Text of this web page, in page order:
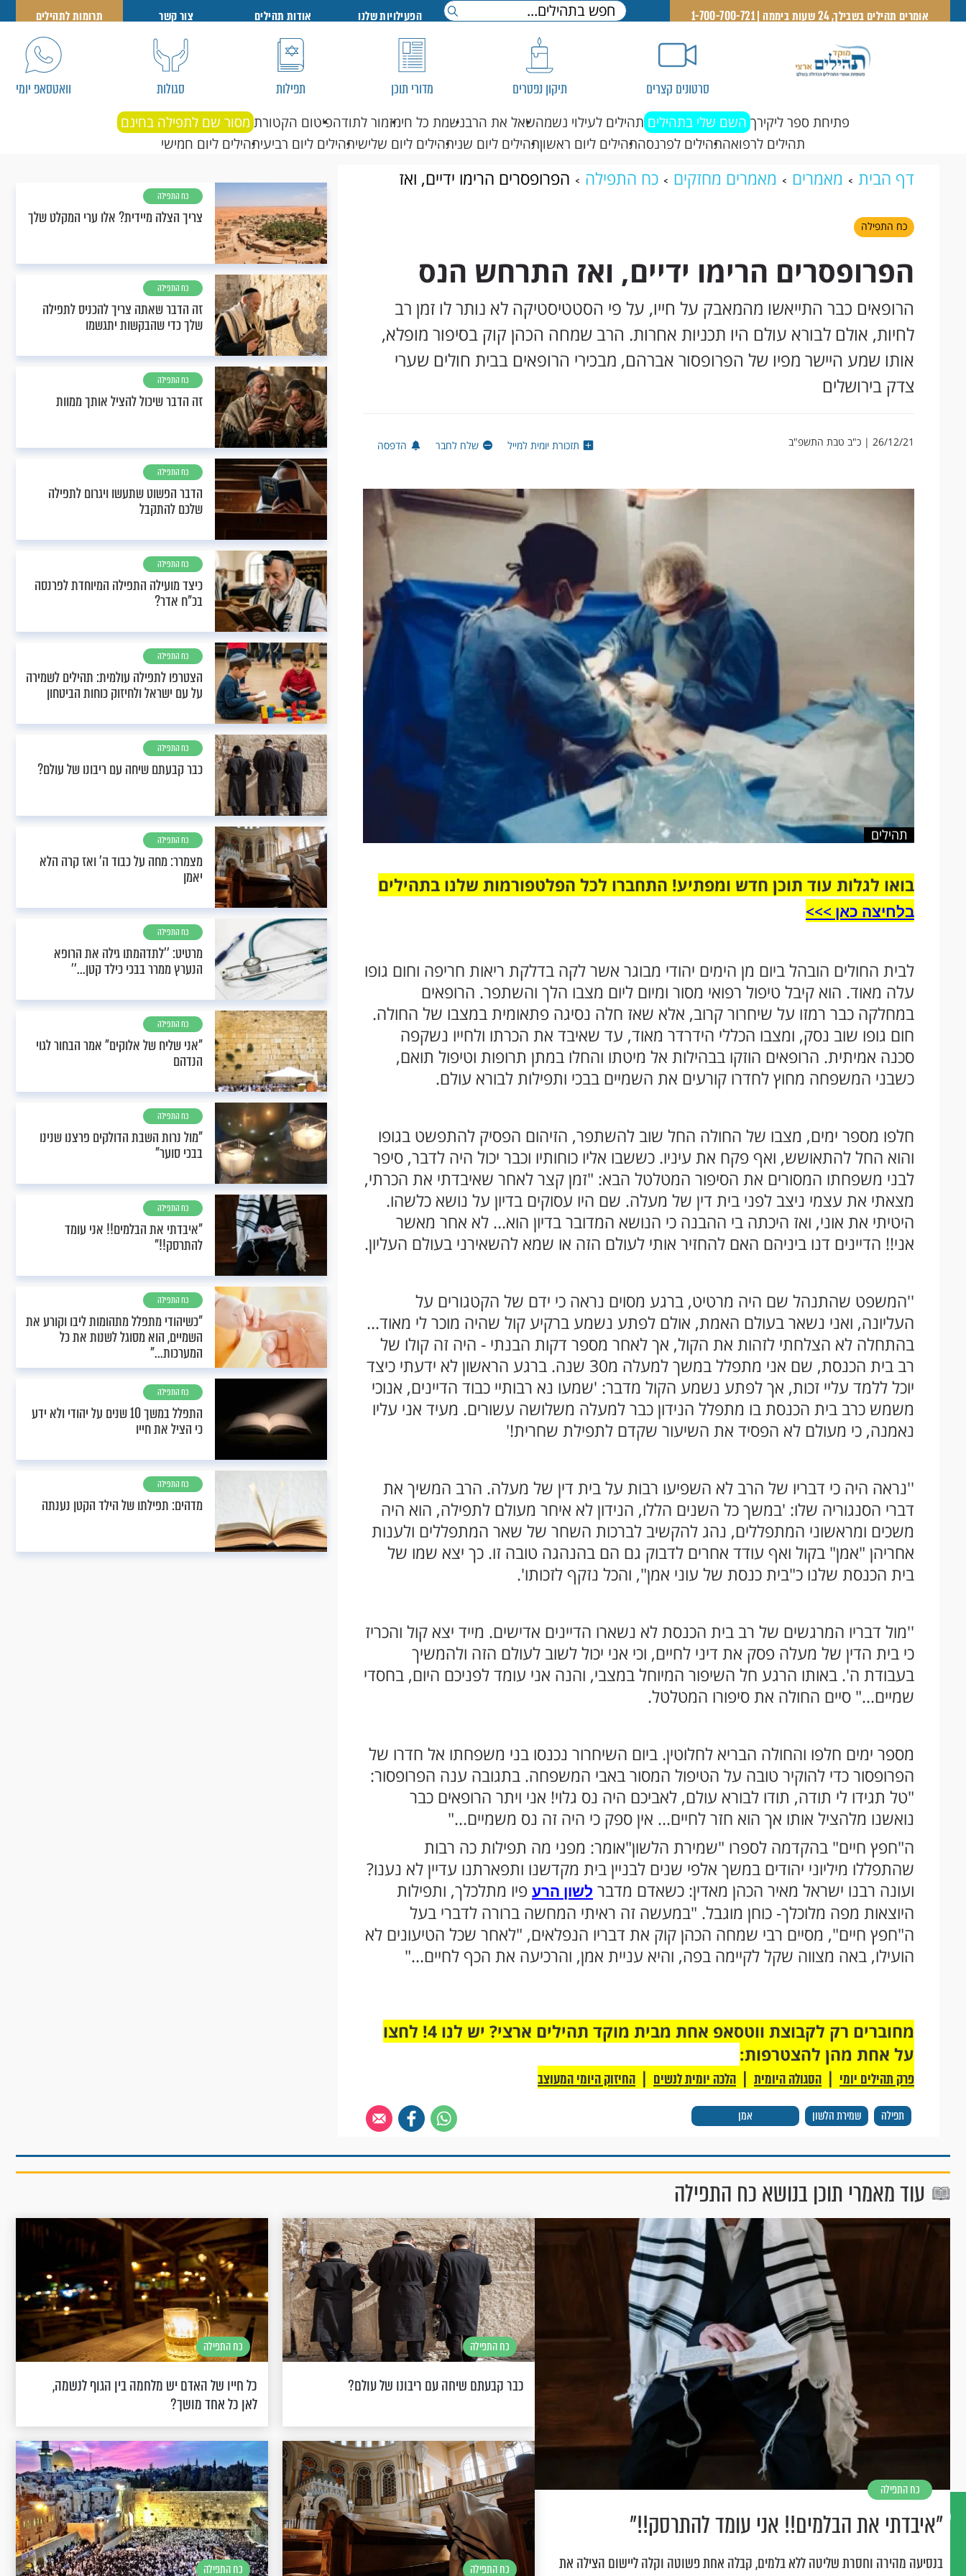
איתנו
אומרים תהילים בשבילך, 24 שעות ביממה | 1-700-700-721 הפעילויות שלנו אודות תהילים צור קשר תרומות לתהילים
סרטונים קצרים תיקון נפטרים מדורי תוכן תפילות סגולות וואטסאפ יומי
פתיחת ספר ליקירך השם שלי בתהילים תהילים לעילוי נשמהשאל את הרבנשמת כל חימזמור לתודהפיטום הקטורת מסור שם לתפילה בחינם
תהילים לרפואהתהילים לפרנסהתהילים ליום ראשוןתהילים ליום שניתהילים ליום שלישיתהילים ליום רביעיתהילים ליום חמישי
דף הבית מאמרים מאמרים מחזקים כח התפילה
הפרופסרים הרימו ידיים, ואז
התרחש הנס
כח התפילה
הפרופסרים הרימו ידיים, ואז התרחש הנס
הרופאים כבר התייאשו מהמאבק על חייו, על פי הסטטיסטיקה לא נותר לו זמן רב
לחיות, אולם לבורא עולם היו תכניות אחרות. הרב שמחה הכהן קוק בסיפור מופלא,
אותו שמע היישר מפיו של הפרופסור אברהם, מבכירי הרופאים בבית חולים שערי
צדק בירושלים
26/12/21 | כ"ב טבת התשפ"ב תזכורת יומית למייל שלח לחבר הדפסה
תהילים
בואו לגלות עוד תוכן חדש ומפתיע! התחברו לכל הפלטפורמות שלנו בתהילים
בלחיצה כאן >>>​
לבית החולים הובהל ביום מן הימים יהודי מבוגר אשר לקה בדלקת ריאות חריפה וחום גופו
עלה מאוד. הוא קיבל טיפול רפואי מסור ומיום ליום מצבו הלך והשתפר. הרופאים
במחלקה כבר רמזו על שיחרור קרוב, אלא שאז חלה נסיגה פתאומית במצבו של החולה.
חום גופו שוב נסק, ומצבו הכללי הידרדר מאוד, עד שאיבד את הכרתו ולחייו נשקפה
סכנה אמיתית. הרופאים הוזקו בבהילות אל מיטתו והחלו במתן תרופות וטיפול תואם,
כשבני המשפחה מחוץ לחדרו קורעים את השמיים בבכי ותפילות לבורא עולם.
חלפו מספר ימים, מצבו של החולה החל שוב להשתפר, הזיהום הפסיק להתפשט בגופו
והוא החל להתאושש, ואף פקח את עיניו. כששבו אליו כוחותיו וכבר יכול היה לדבר, סיפר
לבני משפחתו המסורים את הסיפור המטלטל הבא: "זמן קצר לאחר שאיבדתי את הכרתי,
מצאתי את עצמי ניצב לפני בית דין של מעלה. שם היו עסוקים בדיון על נושא כלשהו.
היטיתי את אוני, ואז היכתה בי ההבנה כי הנושא המדובר בדיון הוא... לא אחר מאשר
אני!! הדיינים דנו ביניהם האם להחזיר אותי לעולם הזה או שמא להשאירני בעולם העליון.
''המשפט שהתנהל שם היה מרטיט, ברגע מסוים נראה כי ידם של הקטגורים על
העליונה, ואני נשאר בעולם האמת, אולם לפתע נשמע ברקיע קול שהיה מוכר לי מאוד...
בהתחלה לא הצלחתי לזהות את הקול, אך לאחר מספר דקות הבנתי - היה זה קולו של
רב בית הכנסת, שם אני מתפלל במשך למעלה מ30 שנה. ברגע הראשון לא ידעתי כיצד
יוכל ללמד עליי זכות, אך לפתע נשמע הקול מדבר: 'שמעו נא רבותיי כבוד הדיינים, אנוכי
משמש כרב בית הכנסת בו מתפלל הנידון כבר למעלה משלושה עשורים. מעיד אני עליו
נאמנה, כי מעולם לא הפסיד את השיעור שקדם לתפילת שחרית!'
''נראה היה כי דבריו של הרב לא השפיעו רבות על בית דין של מעלה. הרב המשיך את
דברי הסנגוריה שלו: 'במשך כל השנים הללו, הנידון לא איחר מעולם לתפילה, הוא היה
משכים ומראשוני המתפללים, נהג להקשיב לברכות השחר של שאר המתפללים ולענות
אחריהן "אמן" בקול ואף עודד אחרים לדבוק גם הם בהנהגה טובה זו. כך יצא שמו של
בית הכנסת שלנו כ"בית כנסת של עוני אמן", והכל נזקף לזכותו'.
''מול דבריו המרגשים של רב בית הכנסת לא נשארו הדיינים אדישים. מייד יצא קול והכריז
כי בית הדין של מעלה פסק את דיני לחיים, וכי אני יכול לשוב לעולם הזה ולהמשיך
בעבודת ה'. באותו הרגע חל השיפור המיוחל במצבי, והנה אני עומד לפניכם היום, בחסדי
שמיים..." סיים החולה את סיפורו המטלטל.
מספר ימים חלפו והחולה הבריא לחלוטין. ביום השיחרור נכנסו בני משפחתו אל חדרו של
הפרופסור כדי להוקיר טובה על הטיפול המסור באבי המשפחה. בתגובה ענה הפרופסור:
"טל תגידו לי תודה, תודו לבורא עולם, לאביכם היה נס גלוי! אני ויתר הרופאים כבר
נואשנו מלהציל אותו אך הוא חזר לחיים... אין ספק כי היה זה נס משמיים..."
ה"חפץ חיים" בהקדמה לספרו "שמירת הלשון"אומר: מפני מה תפילות כה רבות
שהתפללו מיליוני יהודים במשך אלפי שנים לבניין בית מקדשנו ותפארתנו עדיין לא נענו?
ועונה רבנו ישראל מאיר הכהן מאדין: כשאדם מדבר לשון הרע פיו מתלכלך, ותפילות
היוצאות מפה מלוכלך- כוחן מוגבל. "במעשה זה ראיתי המחשה ברורה לדברי בעל
ה"חפץ חיים", מסיים רבי שמחה הכהן קוק את דבריו הנפלאים, "לאחר שכל הטיעונים לא
הועילו, באה מצווה שקל לקיימה בפה, והיא עניית אמן, והרכיעה את הכף לחיים..."
תפילה שמירת הלשון אמן
מחוברים רק לקבוצת ווטסאפ אחת מבית מוקד תהילים ארצי? יש לנו 4! לחצו
על אחת מהן להצטרפות:
פרק תהילים יומי | הסגולה היומית | הלכה יומית לנשים | החיזוק היומי המעוצב
כח התפילה
צריך הצלה מיידית? אלו ערי המקלט שלך
כח התפילה
זה הדבר שאתה צריך להכניס לתפילה
שלך כדי שהבקשות יתגשמו
כח התפילה
זה הדבר שיכול להציל אותך ממוות
כח התפילה
הדבר הפשוט שתעשו ויגרום לתפילה
שלכם להתקבל
כח התפילה
כיצד מועילה התפילה המיוחדת לפרנסה
בכ"ח אדר?
כח התפילה
הצטרפו לתפילה עולמית: תהילים לשמירה
על עם ישראל ולחיזוק כוחות הביטחון
כח התפילה
כבר קבעתם שיחה עם ריבונו של עולם?
כח התפילה
מצמרר: מחה על כבוד ה' ואז קרה הלא
יאמן
כח התפילה
מרטיט: ''לתדהמתו גילה את הרופא
הנערץ ממרר בבכי כילד קטן...''
כח התפילה
"אני שליח של אלוקים" אמר הבחור לגוי
הנדהם
כח התפילה
"מול נרות השבת הדולקים פרצנו שנינו
בבכי סוער"
כח התפילה
"איבדתי את הבלמים!! אני עומד
להתרסק!!"
כח התפילה
"כשיהודי מתפלל מתהומות ליבו וקורע את
השמיים, הוא מסוגל לשנות את כל
המערכות..."
כח התפילה
התפלל במשך 10 שנים על יהודי ולא ידע
כי הציל את חייו
כח התפילה
מדהים: תפילתו של הילד הקטן נענתה
עוד מאמרי תוכן בנושא כח התפילה
כח התפילה
"איבדתי את הבלמים!! אני עומד להתרסק!!"
בנסיעה מהירה וחסרת שליטה ללא בלמים, קבלה אחת פשוטה וקלה ליישום הצילה את
כח התפילה
כבר קבעתם שיחה עם ריבונו של עולם?
כח התפילה
כל חייו של האדם יש מלחמה בין הגוף לנשמה,
לאן כל אחד מושך?
כח התפילה כח התפילה